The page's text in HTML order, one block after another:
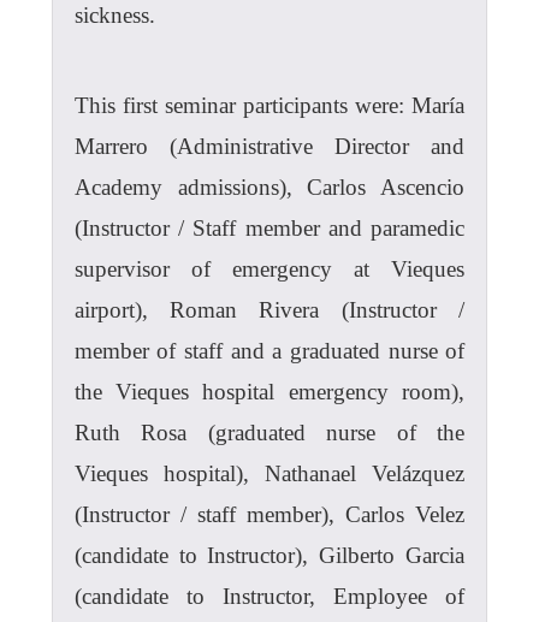
sickness.
This first seminar participants were: María
Marrero (Administrative Director and
Academy admissions), Carlos Ascencio
(Instructor / Staff member and paramedic
supervisor of emergency at Vieques
airport), Roman Rivera (Instructor /
member of staff and a graduated nurse of
the Vieques hospital emergency room),
Ruth Rosa (graduated nurse of the
Vieques hospital), Nathanael Velázquez
(Instructor / staff member), Carlos Velez
(candidate to Instructor), Gilberto Garcia
(candidate to Instructor, Employee of